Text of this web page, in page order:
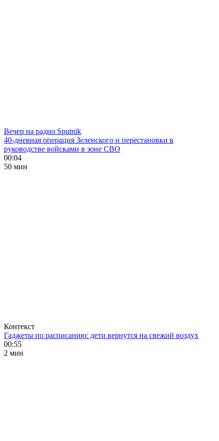
Вечер на радио Sputnik
40-дневная операция Зеленского и перестановки в
руководстве войсками в зоне СВО
00:04
50 мин
Контекст
Гаджеты по расписанию: дети вернутся на свежий воздух
00:55
2 мин